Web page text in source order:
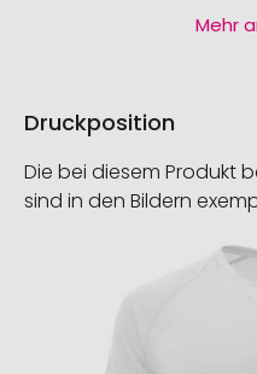
Mehr
Druckposition
Die bei diesem Produkt
sind in den Bildern